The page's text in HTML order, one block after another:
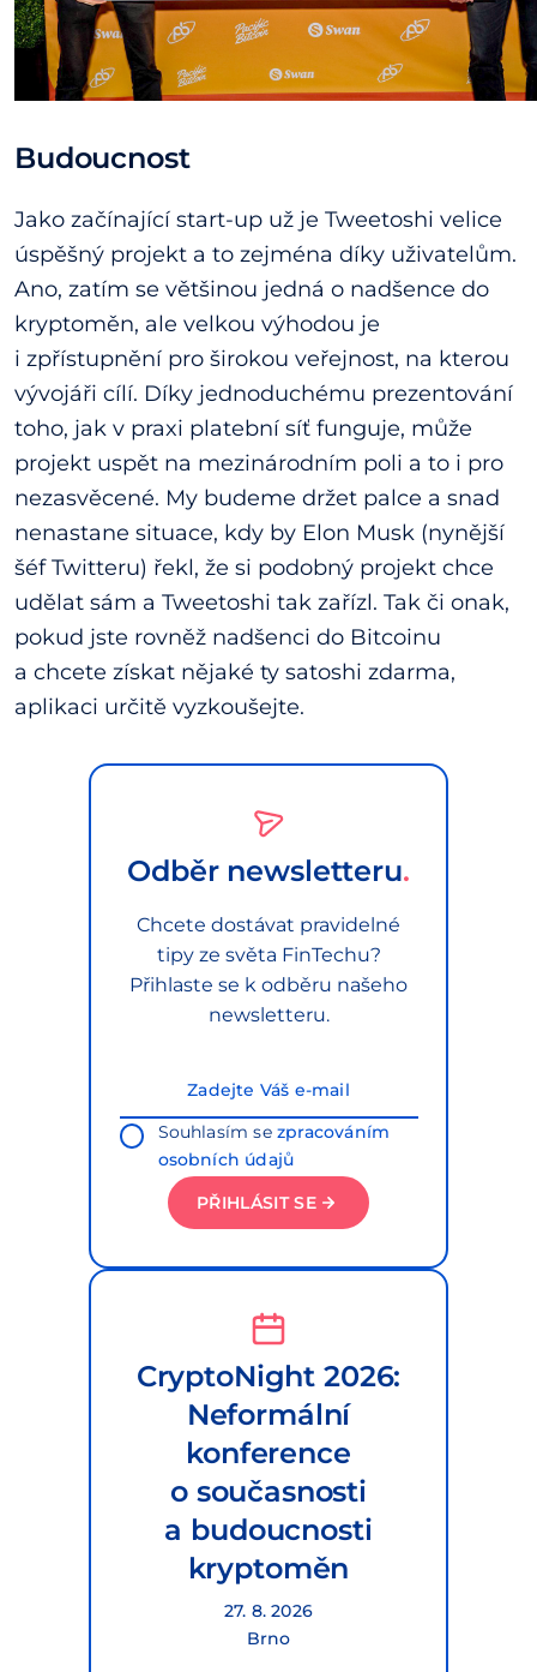
Budoucnost
Jako začínající start-up už je Tweetoshi velice
úspěšný projekt a to zejména díky uživatelům.
Ano, zatím se většinou jedná o nadšence do
kryptoměn, ale velkou výhodou je
i zpřístupnění pro širokou veřejnost, na kterou
vývojáři cílí. Díky jednoduchému prezentování
toho, jak v praxi platební síť funguje, může
projekt uspět na mezinárodním poli a to i pro
nezasvěcené. My budeme držet palce a snad
nenastane situace, kdy by Elon Musk (nynější
šéf Twitteru) řekl, že si podobný projekt chce
udělat sám a Tweetoshi tak zařízl. Tak či onak,
pokud jste rovněž nadšenci do Bitcoinu
a chcete získat nějaké ty satoshi zdarma,
aplikaci určitě vyzkoušejte.
Odběr newsletteru
Chcete dostávat pravidelné
tipy ze světa FinTechu?
Přihlaste se k odběru našeho
newsletteru.
Souhlasím sezpracováním
osobních údajů
PŘIHLÁSIT SE
CryptoNight 2026:
Neformální
konference
o současnosti
a budoucnosti
kryptoměn
27. 8. 2026
Brno